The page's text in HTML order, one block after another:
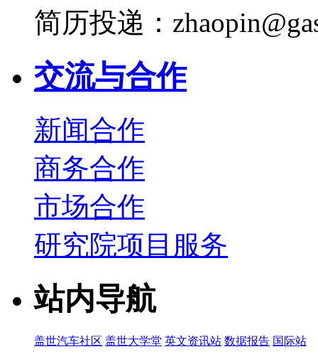
简历投递：
交流与合作
新闻合作
商务合作
市场合作
研究院项目服务
站内导航
盖世汽车社区 盖世大学堂 英文资讯站 数据报告 国际站